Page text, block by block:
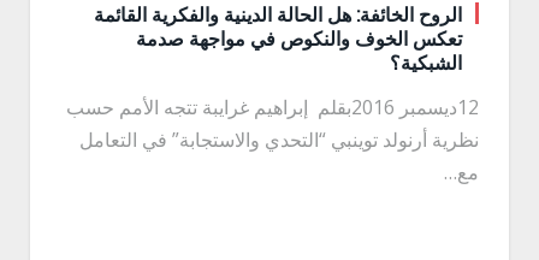
الروح الخائفة: هل الحالة الدينية والفكرية القائمة
تعكس الخوف والنكوص في مواجهة صدمة
الشبكية؟
12ديسمبر 2016بقلم إبراهيم غرايبة تتجه الأمم حسب
نظرية أرنولد توينبي “التحدي والاستجابة” في التعامل
مع…